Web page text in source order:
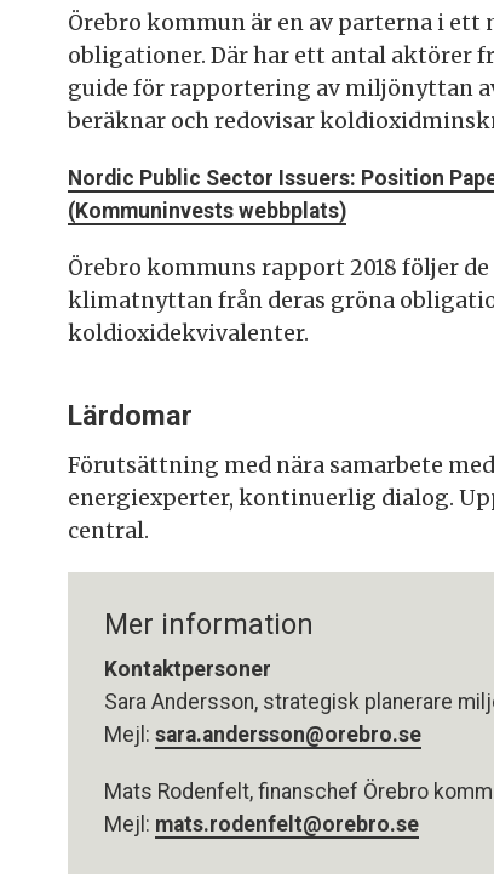
Örebro kommun är en av parterna i
obligationer. Där har ett antal aktörer
guide för rapportering av miljönyttan
beräknar och redovisar
Nordic Public Sector Issuers: Position
(Kommuninvests webbplats)
Örebro kommuns rapport 2018 följer
klimatnyttan från deras gröna
koldioxidekvivalenter.
Lärdomar
Förutsättning med nära samarbete
energiexperter, kontinuerlig dialog.
central.
Mer information
Kontaktpersoner
Sara Andersson, strategisk planerare
Mejl: sara.andersson@orebro.se
Mats Rodenfelt, finanschef Örebro
Mejl: mats.rodenfelt@orebro.se